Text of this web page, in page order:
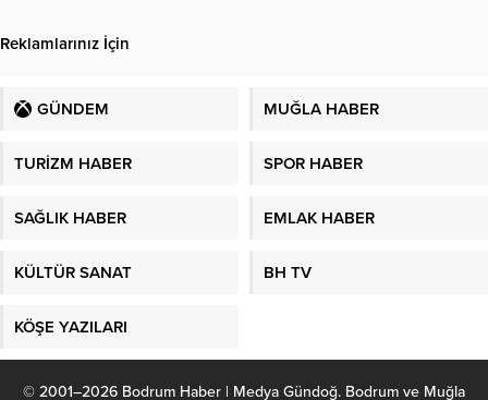
Reklamlarınız İçin
GÜNDEM MUĞLA HABER
TURİZM HABER SPOR HABER
SAĞLIK HABER EMLAK HABER
KÜLTÜR SANAT BH TV
KÖŞE YAZILARI
© 2001–2026 Bodrum Haber | Medya Gündoğ. Bodrum ve Muğla